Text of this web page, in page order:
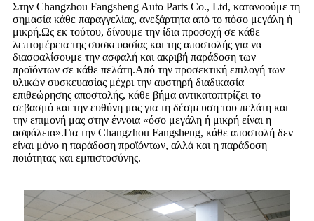
Στην Changzhou Fangsheng Auto Parts Co., Ltd, κατανοούμε τη
σημασία κάθε παραγγελίας, ανεξάρτητα από το πόσο μεγάλη ή
μικρή.Ως εκ τούτου, δίνουμε την ίδια προσοχή σε κάθε
λεπτομέρεια της συσκευασίας και της αποστολής για να
διασφαλίσουμε την ασφαλή και ακριβή παράδοση των
προϊόντων σε κάθε πελάτη.Από την προσεκτική επιλογή των
υλικών συσκευασίας μέχρι την αυστηρή διαδικασία
επιθεώρησης αποστολής, κάθε βήμα αντικατοπτρίζει το
σεβασμό και την ευθύνη μας για τη δέσμευση του πελάτη και
την επιμονή μας στην έννοια «όσο μεγάλη ή μικρή είναι η
ασφάλεια».Για την Changzhou Fangsheng, κάθε αποστολή δεν
είναι μόνο η παράδοση προϊόντων, αλλά και η παράδοση
ποιότητας και εμπιστοσύνης.